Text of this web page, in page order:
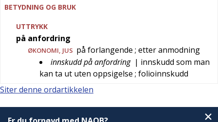
BETYDNING OG BRUK
UTTRYKK
på anfordring
ØKONOMI, JUS på forlangende ; etter anmodning
innskudd på anfordring | innskudd som man
kan ta ut uten oppsigelse ; folioinnskudd
Siter denne ordartikkelen